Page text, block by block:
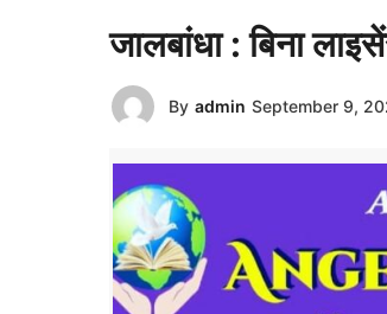
जालबांधा : बिना
By admin September 9,